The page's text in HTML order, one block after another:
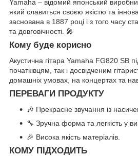
Yamaha – відомий японський
який славиться своєю якістю та
заснована в 1887 році і з того часу
та довговічності. 🎤
Кому буде корисно
Акустична гітара Yamaha FG820 SB
початківцям, так і досвідченим
домашніх умовах, на концертах та
ПЕРЕВАГИ ПРОДУКТУ
🎶 Прекрасне звучання із
🔧 Зручна форма та легкість у
🎉 Висока якість матеріалів.
КОМУ ПІДХОДИТЬ